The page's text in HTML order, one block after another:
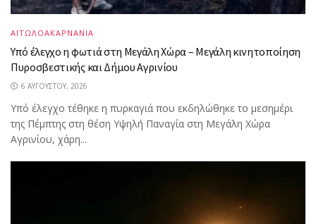
ΑΙΤΩΛΟΑΚΑΡΝΑΝΙΑ
Υπό έλεγχο η φωτιά στη Μεγάλη Χώρα – Μεγάλη κινητοποίηση
Πυροσβεστικής και Δήμου Αγρινίου
6 ΑΥΓΟΎΣΤΟΥ, 2026
Υπό έλεγχο τέθηκε η πυρκαγιά που εκδηλώθηκε το μεσημέρι
της Πέμπτης στη θέση Υψηλή Παναγία στη Μεγάλη Χώρα
Αγρινίου, χάρη...